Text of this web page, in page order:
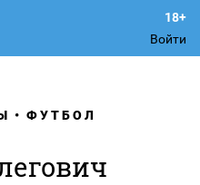
Войти
ФУТБОЛ